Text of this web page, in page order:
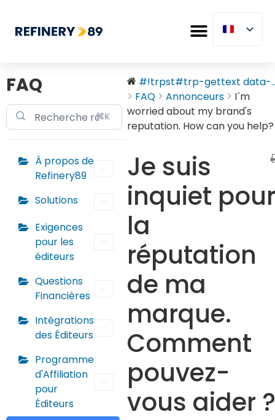
FAQ
⌘K
À propos de
Refinery89
Solutions
Exigences
pour les
éditeurs
Questions
Financières
Intégrations
des Éditeurs
Programme
d'Affiliation
pour
Éditeurs
#!trpst#trp-gettext data-
FAQ
Annonceurs
I´m
worried about my brand's
reputation. How can you help?
Je suis
inquiet pour
la
réputation
de ma
marque.
Comment
pouvez-
vous aider ?